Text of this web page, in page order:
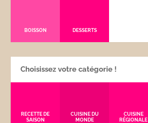
BOISSON DESSERTS
Choisissez votre catégorie !
RECETTE DE
SAISON
CUISINE DU
MONDE
CUISINE
RÉGIONALE